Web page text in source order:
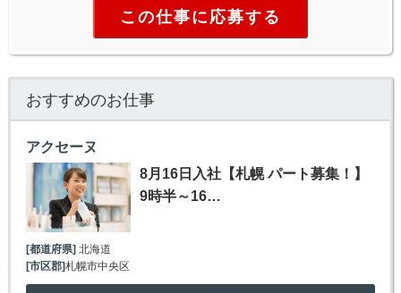
この仕事に応募する
おすすめのお仕事
アクセーヌ
8月16日入社【札幌 パート募集！】
9時半～16…
[都道府県] 北海道
[市区郡]札幌市中央区